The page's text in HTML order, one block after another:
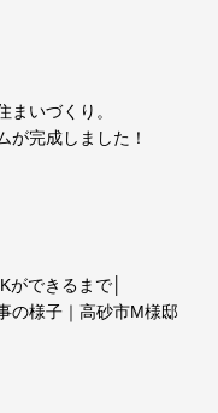
まいづくり。
が完成しました！
ができるまで│
の様子｜高砂市M様邸